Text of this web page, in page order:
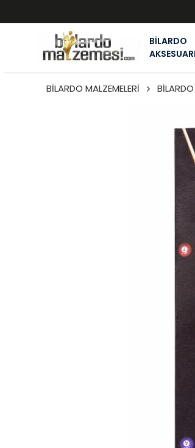
BİLARDO
BİLARDO MALZEMELERİ